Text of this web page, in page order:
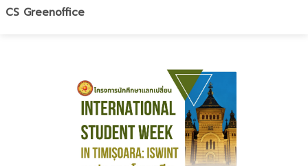
CS Greenoffice